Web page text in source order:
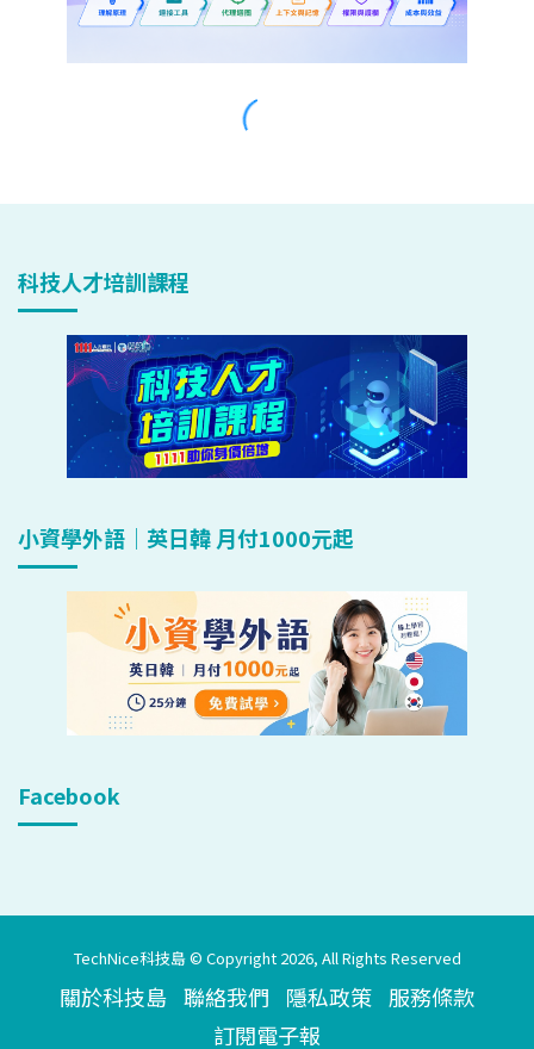
科技人才培訓課程
小資學外語｜英日韓 月付1000元起
Facebook
TechNice科技島 © Copyright 2026, All Rights Reserved
關於科技島 聯絡我們 隱私政策 服務條款
訂閱電子報